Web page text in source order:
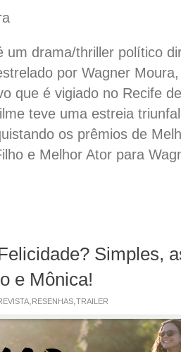
um drama/thriller político
por Wagner
que é vigiado no Recife
teve uma estreia
os prêmios de
e Melhor Ator para
Simples,
e Mônica!
, RESENHAS,TRAILER